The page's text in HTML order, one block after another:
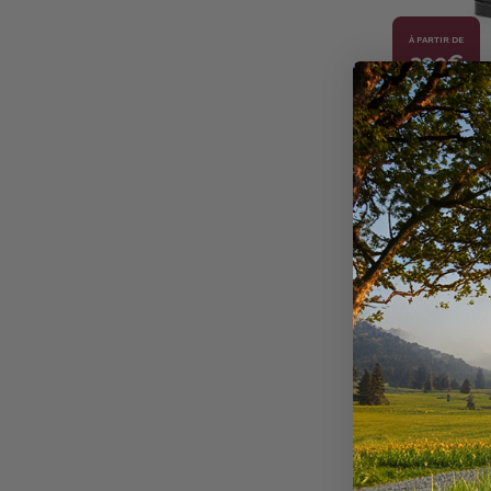
À PARTIR DE
399€
SERGIO
BOTTES
ROND
+390
OFFRE 1 SAC À